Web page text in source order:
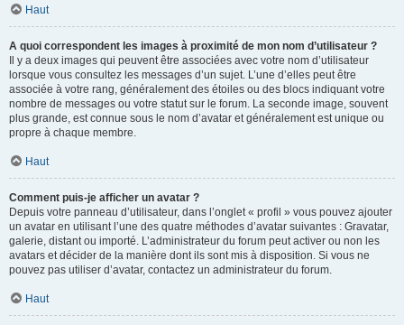
Haut
A quoi correspondent les images à proximité de mon nom d’utilisateur ?
Il y a deux images qui peuvent être associées avec votre nom d’utilisateur
lorsque vous consultez les messages d’un sujet. L’une d’elles peut être
associée à votre rang, généralement des étoiles ou des blocs indiquant votre
nombre de messages ou votre statut sur le forum. La seconde image, souvent
plus grande, est connue sous le nom d’avatar et généralement est unique ou
propre à chaque membre.
Haut
Comment puis-je afficher un avatar ?
Depuis votre panneau d’utilisateur, dans l’onglet « profil » vous pouvez ajouter
un avatar en utilisant l’une des quatre méthodes d’avatar suivantes : Gravatar,
galerie, distant ou importé. L’administrateur du forum peut activer ou non les
avatars et décider de la manière dont ils sont mis à disposition. Si vous ne
pouvez pas utiliser d’avatar, contactez un administrateur du forum.
Haut